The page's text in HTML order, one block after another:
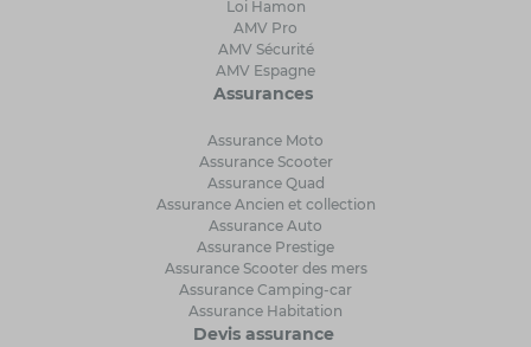
Loi Hamon
AMV Pro
AMV Sécurité
AMV Espagne
Assurances
Assurance Moto
Assurance Scooter
Assurance Quad
Assurance Ancien et collection
Assurance Auto
Assurance Prestige
Assurance Scooter des mers
Assurance Camping-car
Assurance Habitation
Devis assurance